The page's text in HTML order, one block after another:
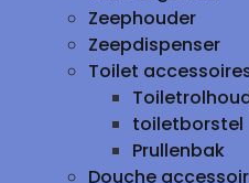
Zeephouder
Zeepdispenser
Toilet
toiletborstel
Prullenbak
Douche